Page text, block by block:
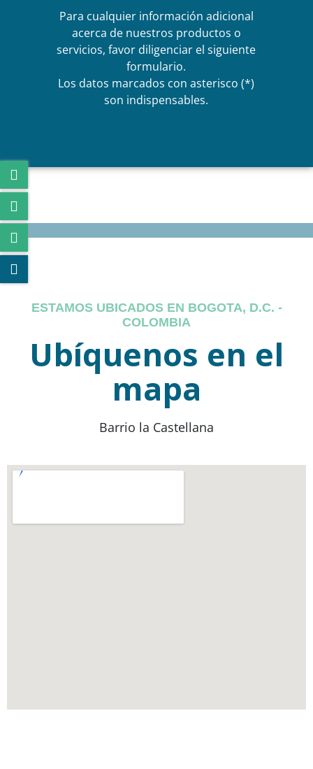
Para cualquier información adicional
acerca de nuestros productos o
servicios, favor diligenciar el siguiente
formulario.
Los datos marcados con asterisco (*)
son indispensables.
ESTAMOS UBICADOS EN BOGOTA, D.C. -
COLOMBIA
Ubíquenos en el
mapa
Barrio la Castellana